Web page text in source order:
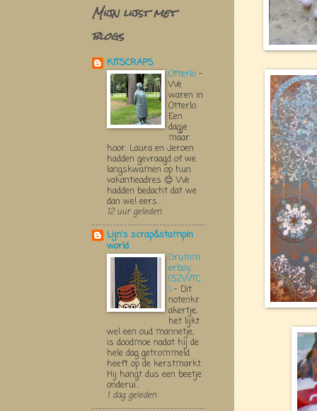
Mijn lijst met
blogs
KITSCRAPS
Otterlo -
We
waren in
Otterlo.
Een
dagje
maar
hoor. Laura en Jeroen
hadden gevraagd of we
langskwamen op hun
vakantieadres 😊 We
hadden bedacht dat we
dan wel eers...
12 uur geleden
Lijn's scrap&stampin
world
Drumm
erboy....
(52WTC
) - Dit
notenkr
akertje,
het lijkt
wel een oud mannetje,
is doodmoe nadat hij de
hele dag getrommeld
heeft op de kerstmarkt.
Hij hangt dus een beetje
onderui...
1 dag geleden